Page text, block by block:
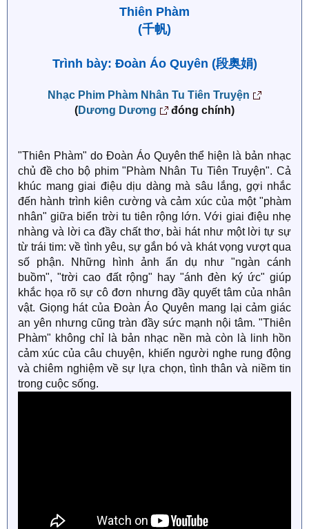
Thiên Phàm
(千帆)
Trình bày: Đoàn Áo Quyên (段奥娟)
Nhạc Phim Phàm Nhân Tu Tiên Truyện
(Dương Dương đóng chính)
"Thiên Phàm" do Đoàn Áo Quyên thể hiện là bản nhạc
chủ đề cho bộ phim "Phàm Nhân Tu Tiên Truyện". Cả
khúc mang giai điệu dịu dàng mà sâu lắng, gợi nhắc
đến hành trình kiên cường và cảm xúc của một "phàm
nhân" giữa biển trời tu tiên rộng lớn. Với giai điệu nhẹ
nhàng và lời ca đầy chất thơ, bài hát như một lời tự sự
từ trái tim: về tình yêu, sự gắn bó và khát vọng vượt qua
số phận. Những hình ảnh ẩn dụ như "ngàn cánh
buồm", "trời cao đất rộng" hay "ánh đèn ký ức" giúp
khắc họa rõ sự cô đơn nhưng đầy quyết tâm của nhân
vật. Giọng hát của Đoàn Áo Quyên mang lại cảm giác
an yên nhưng cũng tràn đầy sức mạnh nội tâm. "Thiên
Phàm" không chỉ là bản nhạc nền mà còn là linh hồn
cảm xúc của câu chuyện, khiến người nghe rung động
và chiêm nghiệm về sự lựa chọn, tình thân và niềm tin
trong cuộc sống.